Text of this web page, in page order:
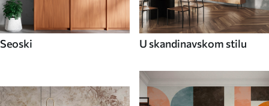
Seoski U skandinavskom stilu